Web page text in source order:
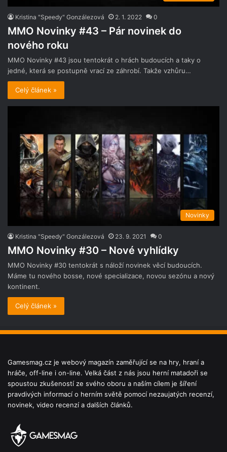
Kristina "Speedy" Gonzálezová 2. 1. 2022 0
MMO Novinky #43 – Pár novinek do
nového roku
MMO Novinky #43 jsou tentokrát o hrách budoucích a taky o
jedné, která se postupně vrací ze záhrobí. Takže vzhůru…
Celý článek »
Novinky
Kristina "Speedy" Gonzálezová 23. 9. 2021 0
MMO Novinky #30 – Nové vyhlídky
MMO Novinky #30 tentokrát s náloží novinek věcí budoucích.
Máme tu nového bosse, nové specializace, novou sezónu a nový
kontinent.
Celý článek »
Gamesmag.cz je webový magazín zaměřující se na hry, hraní a
hráče, off-line i on-line. Velká část z nás jsou herní matadoři se
spoustou zkušeností ze svého oboru a naším cílem je šíření
pravdivých informací o herním světě pomocí nezaujatých recenzí,
novinek, video recenzí a dalších článků.